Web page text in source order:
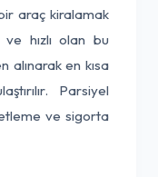
araç kiralamak
ve hızlı olan bu
alınarak en kısa
Parsiyel
ve sigorta